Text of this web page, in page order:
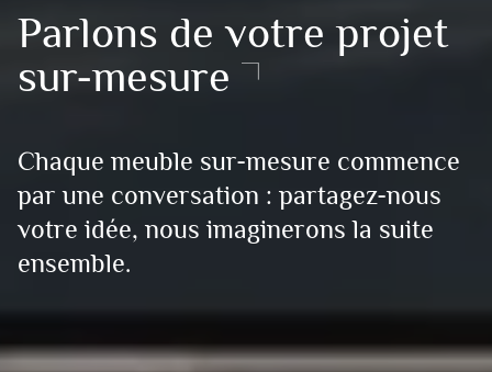
Parlons de votre projet
sur-mesure
Chaque meuble sur-mesure commence
par une conversation : partagez-nous
votre idée, nous imaginerons la suite
ensemble.